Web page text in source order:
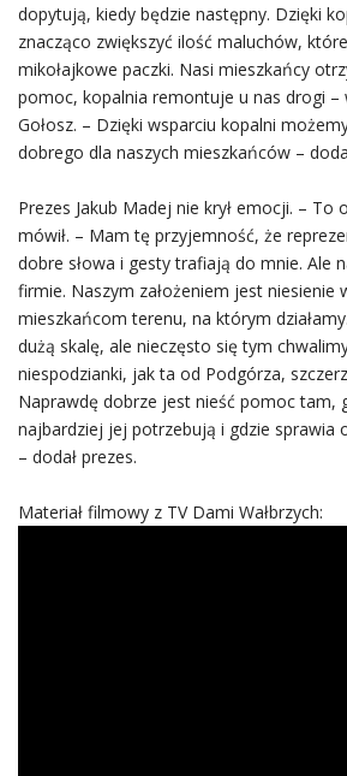
dopytują, kiedy będzie następny. Dzięki
znacząco zwiększyć ilość maluchów,
mikołajkowe paczki. Nasi mieszkańcy
pomoc, kopalnia remontuje u nas drogi –
Gołosz. – Dzięki wsparciu kopalni
dobrego dla naszych mieszkańców –
Prezes Jakub Madej nie krył emocji. – To
mówił. – Mam tę przyjemność, że
dobre słowa i gesty trafiają do mnie. Ale
firmie. Naszym założeniem jest niesienie
mieszkańcom terenu, na którym
dużą skalę, ale nieczęsto się tym
niespodzianki, jak ta od Podgórza,
Naprawdę dobrze jest nieść pomoc tam,
najbardziej jej potrzebują i gdzie sprawia
– dodał prezes.
Materiał filmowy z TV Dami Wałbrzych: